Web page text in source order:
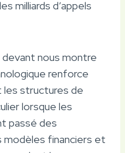
milliards d’appels
nous montre
renforce
les structures de
lorsque les
passé des
modèles financiers et